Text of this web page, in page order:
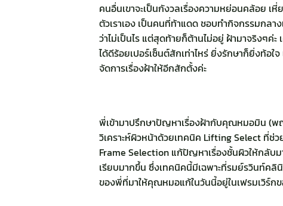
คนอื่นเขาจะเป็นกังวลเรื่องความหย่อนคล้อย เ
ตัวเราเอง เป็นคนที่ท้าแดด ชอบทำกิจกรรมกล
ว่าไม่เป็นไร แต่สุดท้ายก็ต้านไม่อยู่ ฝ้ามาจริงๆค่
ได้ดีร้อยเปอร์เซ็นต์สักเท่าไหร่ ยิ่งรักษาก็ยิ่งท้อ
จัดการเรื่องฝ้าให้อีกสักตั้งค่ะ
พี่เข้ามาปรึกษาปัญหาเรื่องฝ้ากับคุณหมอมิน (พ
วิเคราะห์ผิวหน้าด้วยเทคนิค Lifting Select ที่ช่
Frame Selection แก้ปัญหาเรื่องชั้นผิวให้กลับ
เรียบมากขึ้น ซึ่งเทคนิคนี้มีเฉพาะที่รมย์รวินท์ค
ของพี่ที่มาให้คุณหมอแก้ในวันนี้อยู่ในเฟรมเวิร์ก